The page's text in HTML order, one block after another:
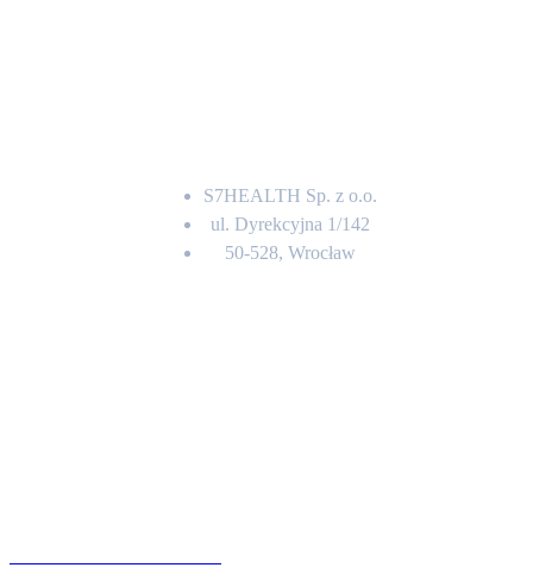
S7HEALTH Sp. z o.o.
ul. Dyrekcyjna 1/142
50-528, Wrocław